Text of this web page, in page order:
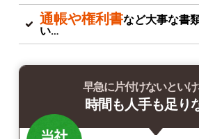
通帳や権利書など大事な書
い…
早急に片付けないとい
時間も人手も足り